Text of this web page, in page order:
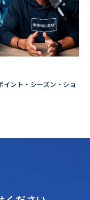
ント・シーズン・ショ